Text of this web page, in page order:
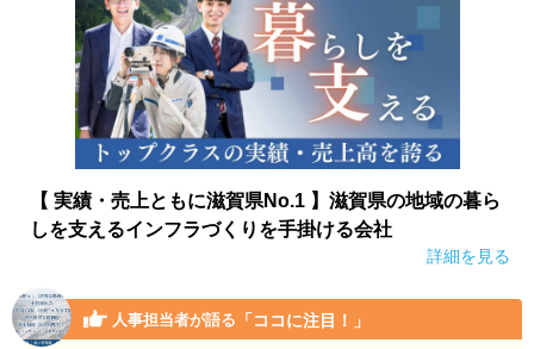
【 実績・売上ともに滋賀県No.1 】滋賀県の地域の暮ら
しを支えるインフラづくりを手掛ける会社
詳細を見る
人事担当者が語る 「ココに注目！」